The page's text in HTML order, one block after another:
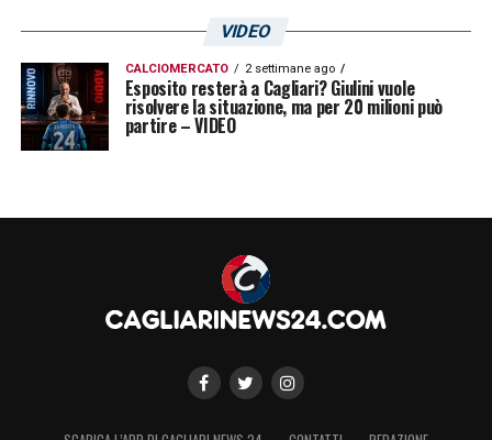
VIDEO
CALCIOMERCATO 2 settimane ago
Esposito resterà a Cagliari? Giulini vuole
risolvere la situazione, ma per 20 milioni può
partire – VIDEO